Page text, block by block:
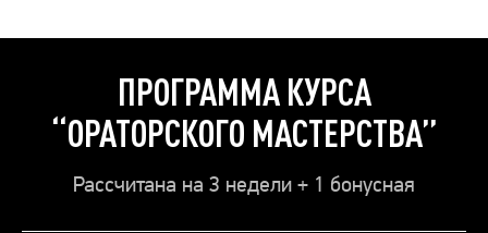
ПРОГРАММА КУРСА
“ОРАТОРСКОГО МАСТЕРСТВА”
Рассчитана на 3 недели + 1 бонусная